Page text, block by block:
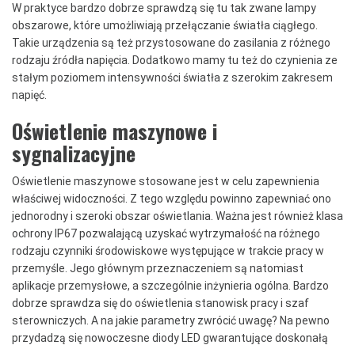
W praktyce bardzo dobrze sprawdzą się tu tak zwane lampy
obszarowe, które umożliwiają przełączanie światła ciągłego.
Takie urządzenia są też przystosowane do zasilania z różnego
rodzaju źródła napięcia. Dodatkowo mamy tu też do czynienia ze
stałym poziomem intensywności światła z szerokim zakresem
napięć.
Oświetlenie maszynowe i
sygnalizacyjne
Oświetlenie maszynowe stosowane jest w celu zapewnienia
właściwej widoczności. Z tego względu powinno zapewniać ono
jednorodny i szeroki obszar oświetlania. Ważna jest również klasa
ochrony IP67 pozwalającą uzyskać wytrzymałość na różnego
rodzaju czynniki środowiskowe występujące w trakcie pracy w
przemyśle. Jego głównym przeznaczeniem są natomiast
aplikacje przemysłowe, a szczególnie inżynieria ogólna. Bardzo
dobrze sprawdza się do oświetlenia stanowisk pracy i szaf
sterowniczych. A na jakie parametry zwrócić uwagę? Na pewno
przydadzą się nowoczesne diody LED gwarantujące doskonałą